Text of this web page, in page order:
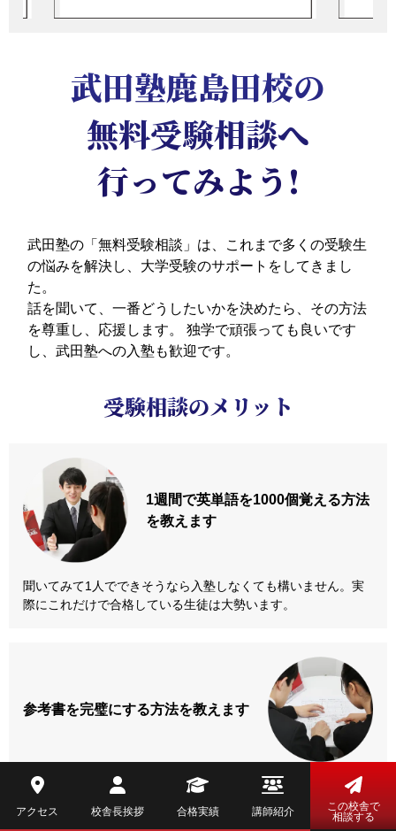
武田塾鹿島田校の
無料受験相談へ
行ってみよう!
武田塾の「無料受験相談」は、これまで多くの受験生
の悩みを解決し、大学受験のサポートをしてきまし
た。
話を聞いて、一番どうしたいかを決めたら、その方法
を尊重し、応援します。
独学で頑張っても良いです
し、武田塾への入塾も歓迎です。
受験相談のメリット
1週間で英単語を1000個覚える方法
を教えます
聞いてみて1人でできそうなら入塾しなくても構いません。実
際にこれだけで合格している生徒は大勢います。
参考書を完璧にする方法を教えます
これが身につくかどうかで合否が決まる、家に帰ってからの勉
強法を全て教えます。独学でできる！という方はこの方法とカ
リキュラムや武田塾のHP、ブログを参考にしながらやってみ
アクセス 校舎長挨拶 合格実績 講師紹介
この校舎で
相談する